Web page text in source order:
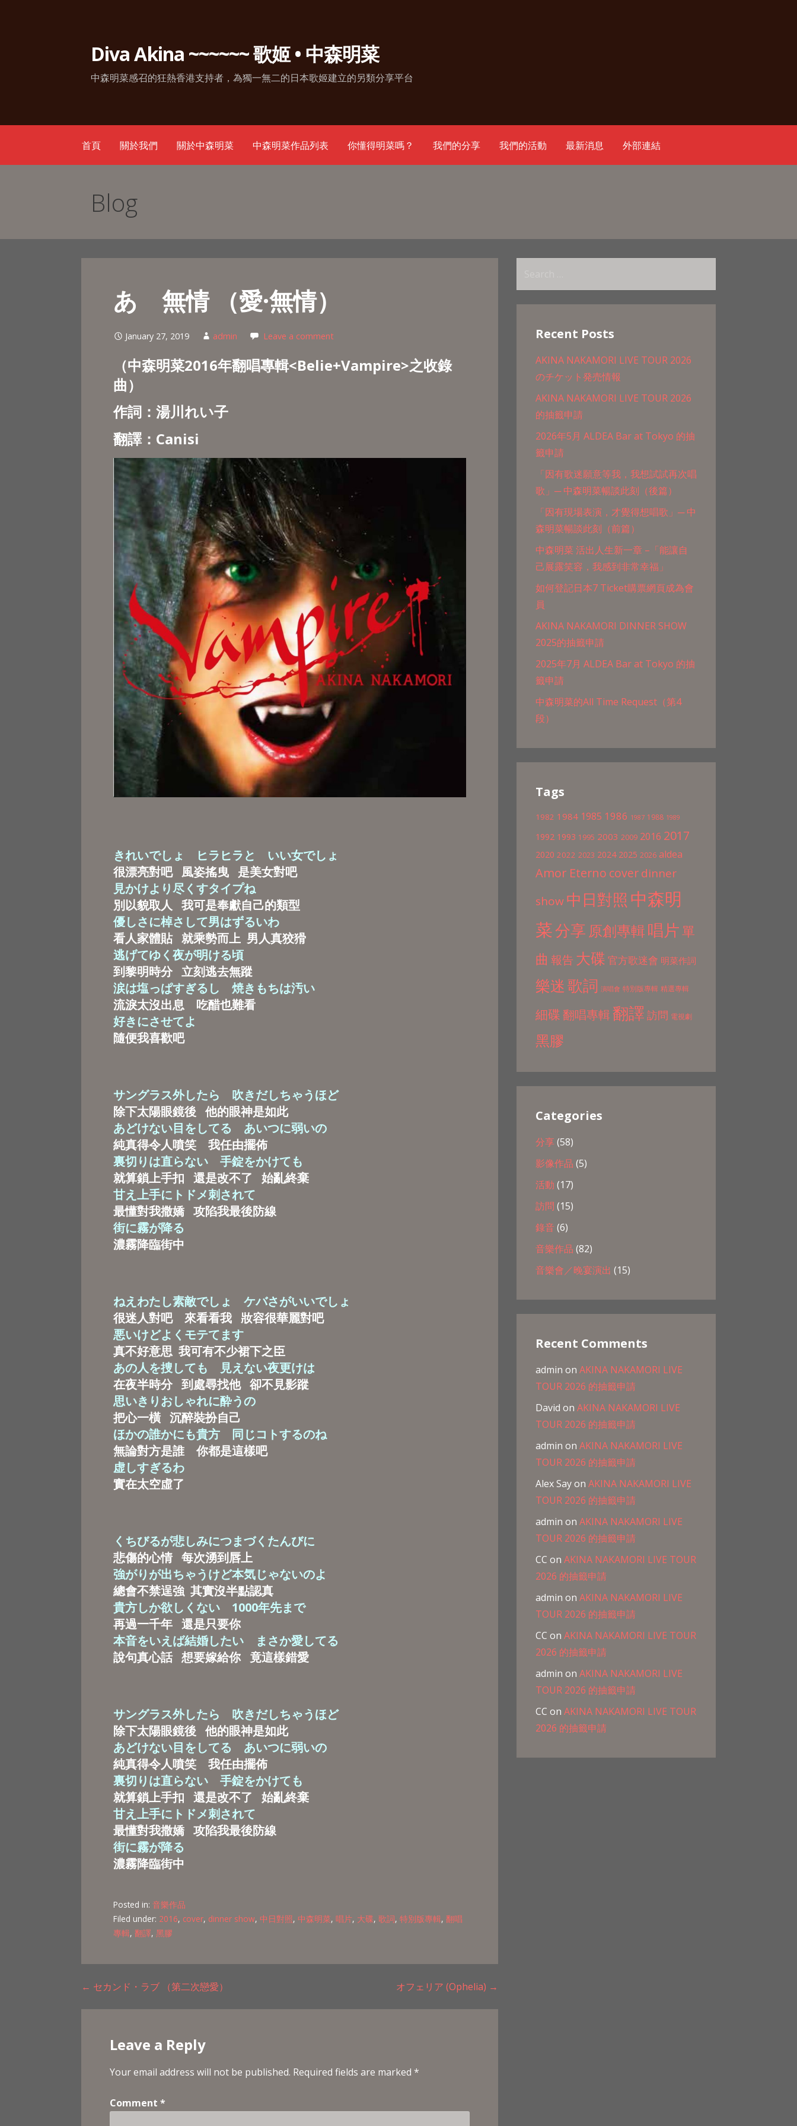
Diva Akina ~~~~~~ 歌姬 • 中森明菜
中森明菜感召的狂熱香港支持者，為獨一無二的日本歌姬建立的另類分享平台
首頁 關於我們 關於中森明菜 中森明菜作品列表 你懂得明菜嗎？ 我們的分享 我們的活動 最新消息 外部連結
Blog
あゝ無情 （愛·無情）
January 27, 2019 admin Leave a comment
（中森明菜2016年翻唱專輯<Belie+Vampire>之收錄
曲）
作詞：湯川れい子
翻譯：Canisi
きれいでしょ ヒラヒラと いい女でしょ
很漂亮對吧 風姿搖曳 是美女對吧
見かけより尽くすタイプね
別以貌取人 我可是奉獻自己的類型
優しさに棹さして男はずるいわ
看人家體貼 就乘勢而上 男人真狡猾
逃げてゆく夜が明ける頃
到黎明時分 立刻逃去無蹤
涙は塩っぱすぎるし 焼きもちは汚い
流淚太沒出息 吃醋也難看
好きにさせてよ
隨便我喜歡吧
サングラス外したら 吹きだしちゃうほど
除下太陽眼鏡後 他的眼神是如此
あどけない目をしてる あいつに弱いの
純真得令人噴笑 我任由擺佈
裏切りは直らない 手錠をかけても
就算鎖上手扣 還是改不了 始亂終棄
甘え上手にトドメ刺されて
最懂對我撒嬌 攻陷我最後防線
街に霧が降る
濃霧降臨街中
ねえわたし素敵でしょ ケバさがいいでしょ
很迷人對吧 來看看我 妝容很華麗對吧
悪いけどよくモテてます
真不好意思 我可有不少裙下之臣
あの人を捜しても 見えない夜更けは
在夜半時分 到處尋找他 卻不見影蹤
思いきりおしゃれに酔うの
把心一橫 沉醉裝扮自己
ほかの誰かにも貴方 同じコトするのね
無論對方是誰 你都是這樣吧
虚しすぎるわ
實在太空虛了
くちびるが悲しみにつまづくたんびに
悲傷的心情 每次湧到唇上
強がりが出ちゃうけど本気じゃないのよ
總會不禁逞強 其實沒半點認真
貴方しか欲しくない 1000年先まで
再過一千年 還是只要你
本音をいえば結婚したい まさか愛してる
說句真心話 想要嫁給你 竟這樣錯愛
サングラス外したら 吹きだしちゃうほど
除下太陽眼鏡後 他的眼神是如此
あどけない目をしてる あいつに弱いの
純真得令人噴笑 我任由擺佈
裏切りは直らない 手錠をかけても
就算鎖上手扣 還是改不了 始亂終棄
甘え上手にトドメ刺されて
最懂對我撒嬌 攻陷我最後防線
街に霧が降る
濃霧降臨街中
Posted in:音樂作品
Filed under: 2016, cover, dinner show,中日對照,中森明菜,唱片, 大碟,歌詞,特別版專輯,翻唱
專輯,翻譯,黑膠
Post
navigation
← セカンド・ラブ （第二次戀愛） オフェリア (Ophelia) →
Leave a Reply
Your email address will not be published. Required fields are marked *
Comment*
Recent Posts
AKINA NAKAMORI LIVE TOUR 2026
のチケット発売情報
AKINA NAKAMORI LIVE TOUR 2026
的抽籤申請
2026年5月 ALDEA Bar at Tokyo 的抽
籤申請
「因有歌迷願意等我，我想試試再次唱
歌」─ 中森明菜暢談此刻（後篇）
「因有現場表演，才覺得想唱歌」─ 中
森明菜暢談此刻（前篇）
中森明菜 活出人生新一章 –「能讓自
己展露笑容，我感到非常幸福」
如何登記日本7 Ticket購票網頁成為會
員
AKINA NAKAMORI DINNER SHOW
2025的抽籤申請
2025年7月 ALDEA Bar at Tokyo 的抽
籤申請
中森明菜的All Time Request（第4
段）
Tags
1982 1984 1985 1986 1987 1988 1989
1992 1993 1995 2003 2009 2016 2017
2020 2022 2023 2024 2025 2026 aldea
Amor Eterno cover dinner
show 中日對照中森明
菜分享 原創專輯唱片單
曲 報告 大碟 官方歌迷會 明菜作詞
樂迷歌詞 演唱會 特別版專輯 精選專輯
細碟翻唱專輯翻譯 訪問 電視劇
黑膠
Categories
分享(58)
影像作品 (5)
活動 (17)
訪問 (15)
錄音(6)
音樂作品 (82)
音樂會／晚宴演出 (15)
Recent Comments
admin on AKINA NAKAMORI LIVE
TOUR 2026 的抽籤申請
David on AKINA NAKAMORI LIVE
TOUR 2026 的抽籤申請
admin on AKINA NAKAMORI LIVE
TOUR 2026 的抽籤申請
Alex Sayon AKINA NAKAMORI LIVE
TOUR 2026 的抽籤申請
admin on AKINA NAKAMORI LIVE
TOUR 2026 的抽籤申請
CC on AKINA NAKAMORI LIVE TOUR
2026 的抽籤申請
admin on AKINA NAKAMORI LIVE
TOUR 2026 的抽籤申請
CC on AKINA NAKAMORI LIVE TOUR
2026 的抽籤申請
admin on AKINA NAKAMORI LIVE
TOUR 2026 的抽籤申請
CC on AKINA NAKAMORI LIVE TOUR
2026 的抽籤申請